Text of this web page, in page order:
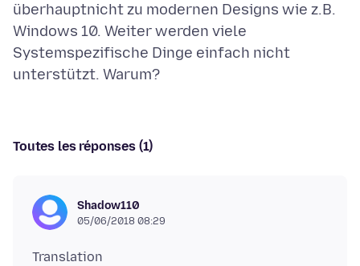
überhauptnicht zu modernen Designs wie z.B.
Windows 10. Weiter werden viele
Systemspezifische Dinge einfach nicht
Toutes les réponses (1)
Shadow110
05/06/2018 08:29